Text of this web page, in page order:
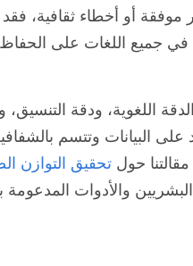
موفقة أو أخطاء ثقافية،
جميع اللغات على الحفاظ
اللغوية، ودقة التنسيق،
البيانات وتتسم
حولتحقيق التوازن
والأدوات المدعومة